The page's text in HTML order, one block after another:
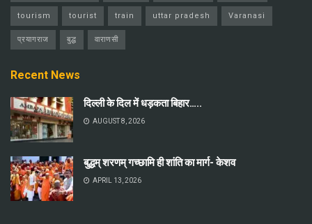
tourism tourist train uttar pradesh Varanasi
प्रयागराज बुद्ध वाराणसी
Recent News
दिल्ली के दिल में धड़कता बिहार…..
AUGUST 8, 2026
बुद्धम् शरणम् गच्छामि ही शांति का मार्ग- केशव
APRIL 13, 2026